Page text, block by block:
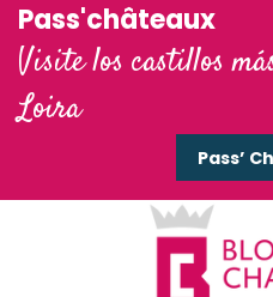
Pass'châteaux
Visite los castillos
Loira
Pass’